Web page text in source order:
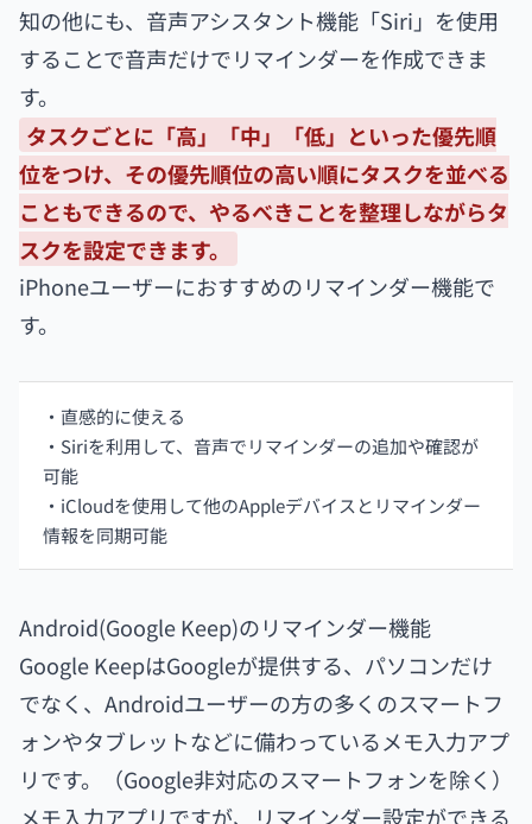
知の他にも、音声アシスタント機能「Siri」を使用
することで音声だけでリマインダーを作成できま
す。
タスクごとに「高」「中」「低」といった優先順
位をつけ、その優先順位の高い順にタスクを並べる
こともできるので、やるべきことを整理しながらタ
スクを設定できます。
iPhoneユーザーにおすすめのリマインダー機能で
す。
・直感的に使える
・Siriを利用して、音声でリマインダーの追加や確認が
可能
・iCloudを使用して他のAppleデバイスとリマインダー
情報を同期可能
Android(Google Keep)のリマインダー機能
Google KeepはGoogleが提供する、パソコンだけ
でなく、Androidユーザーの方の多くのスマートフ
ォンやタブレットなどに備わっているメモ入力アプ
リです。（Google非対応のスマートフォンを除く）
メモ入力アプリですが、リマインダー設定ができる